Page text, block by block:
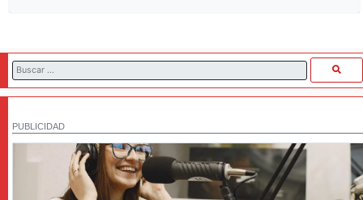
PUBLICIDAD